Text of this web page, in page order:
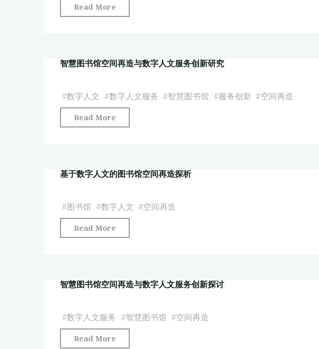
Read More
慧
馆
间
再
人
服
务
创
考"
智慧图书馆空间再造与数字人文服务创新研究
#数字人文 #数字人文服务 #智慧图书馆 #服务创新 #空间再造
Read More
慧
馆
间
再
人
服
务
创
基于数字人文的图书馆空间再造探析
#图书馆 #数字人文 #空间再造
Read More
于
人
的
图
智慧图书馆空间再造与数字人文服务创新探讨
#数字人文服务 #智慧图书馆 #空间再造
Read More